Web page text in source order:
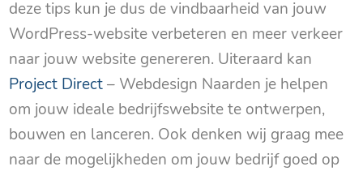
deze tips kun je dus de vindbaarheid van jouw
WordPress-website verbeteren en meer verkeer
naar jouw website genereren. Uiteraard kan
Project Direct– Webdesign Naarden je helpen
om jouw ideale bedrijfswebsite te ontwerpen,
bouwen en lanceren. Ook denken wij graag mee
naar de mogelijkheden om jouw bedrijf goed op